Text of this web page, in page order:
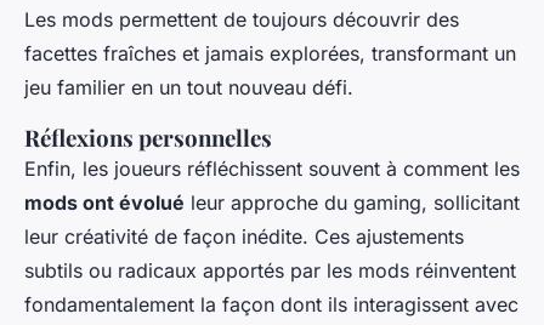
Les mods permettent de toujours découvrir des
facettes fraîches et jamais explorées, transformant un
jeu familier en un tout nouveau défi.
Réflexions personnelles
Enfin, les joueurs réfléchissent souvent à comment les
mods ont évolué leur approche du gaming, sollicitant
leur créativité de façon inédite. Ces ajustements
subtils ou radicaux apportés par les mods réinventent
fondamentalement la façon dont ils interagissent avec